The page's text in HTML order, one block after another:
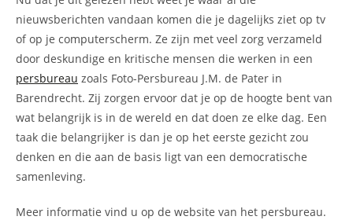
nieuwsberichten vandaan komen die je dagelijks ziet op tv
of op je computerscherm. Ze zijn met veel zorg verzameld
door deskundige en kritische mensen die werken in een
persbureau zoals Foto-Persbureau J.M. de Pater in
Barendrecht. Zij zorgen ervoor dat je op de hoogte bent van
wat belangrijk is in de wereld en dat doen ze elke dag. Een
taak die belangrijker is dan je op het eerste gezicht zou
denken en die aan de basis ligt van een democratische
samenleving.
Meer informatie vind u op de website van het persbureau.